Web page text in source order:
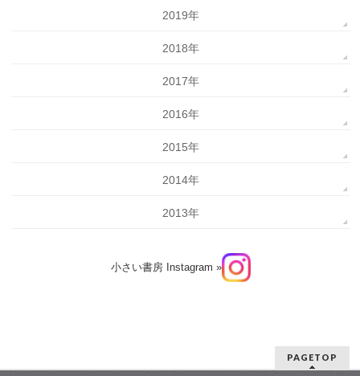
2019年
2018年
2017年
2016年
2015年
2014年
2013年
小さい書房 Instagram »
PAGETOP